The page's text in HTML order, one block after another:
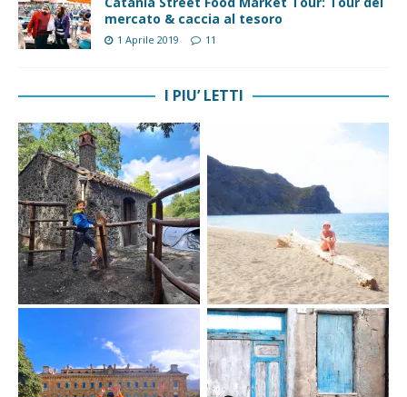
mercato & caccia al tesoro
1 Aprile 2019 11
I PIU’ LETTI